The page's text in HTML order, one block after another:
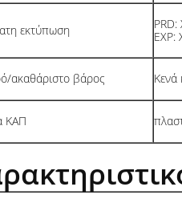
εκτύπωση
EXP:
ακαθάριστο βάρος Κενά
ΚΑΠ